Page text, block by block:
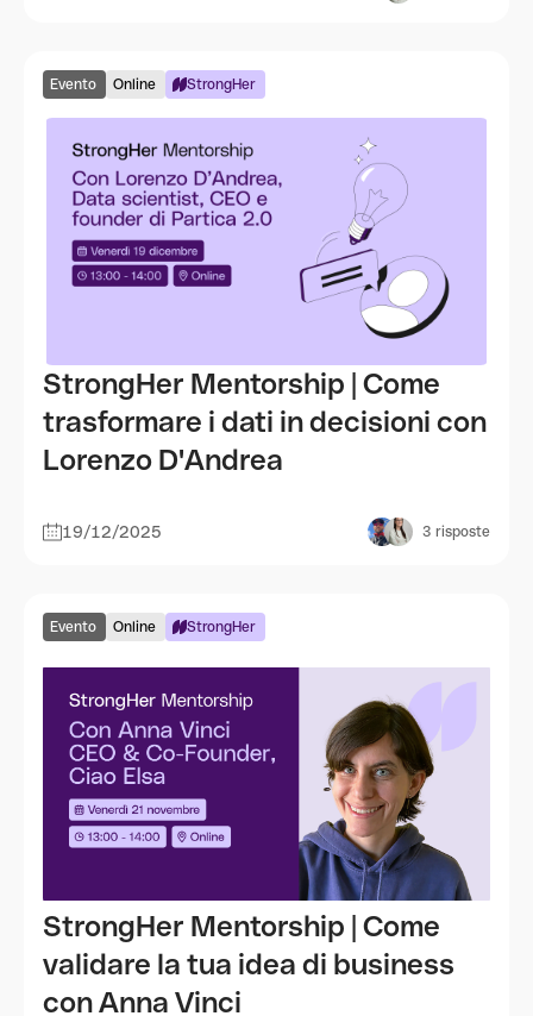
Evento Online StrongHer
StrongHer Mentorship | Come
trasformare i dati in decisioni con
Lorenzo D'Andrea
19/12/2025 3 risposte
Evento Online StrongHer
StrongHer Mentorship | Come
validare la tua idea di business
con Anna Vinci